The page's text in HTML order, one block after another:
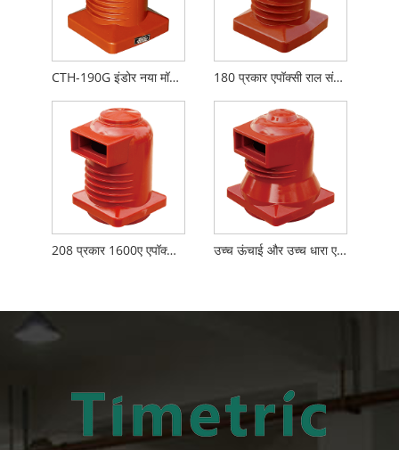
CTH-190G इंडोर नया मॉडल एपॉक्सी रेज़िन 180 प्रकार एपॉक्सी राल संपर्क बॉक्स
208 प्रकार 1600ए एपॉक्सी राल संपर्क बॉक्स उच्च ऊंचाई और उच्च धारा एपॉक्सी राल संपर्क बॉक्स